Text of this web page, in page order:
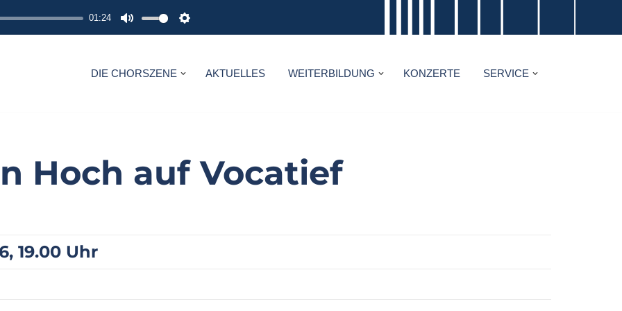
01:24
M
T
S
T
S
DIE CHORSZENE AKTUELLES WEITERBILDUNG KONZERTE SERVICE
Hoch auf Vocatief
19.00 Uhr